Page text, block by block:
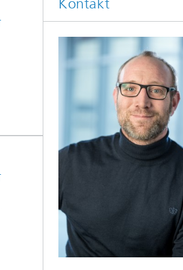
Weitere Themen
Kontakt